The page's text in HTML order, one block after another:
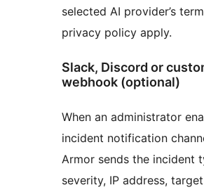
selected AI provider’s
privacy policy apply.
Slack, Discord or
webhook (optional)
When an administrator
incident notification
Armor sends the incident
severity, IP address, target